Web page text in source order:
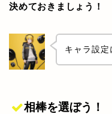
決めておきましょう！
キャラ設
相棒を選ぼう！